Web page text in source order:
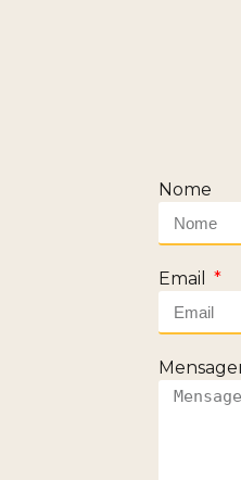
Nome
Email